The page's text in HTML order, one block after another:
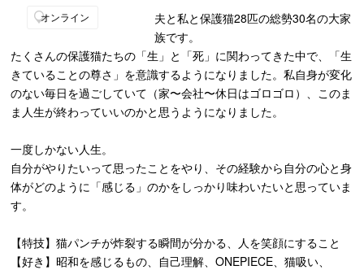
オンライン
夫と私と保護猫28匹の総勢30名の大家
族です。
たくさんの保護猫たちの「生」と「死」に関わってきた中で、「生
きていることの尊さ」を意識するようになりました。私自身が変化
のない毎日を過ごしていて（家〜会社〜休日はゴロゴロ）、このま
ま人生が終わっていいのかと思うようになりました。
一度しかない人生。
自分がやりたいって思ったことをやり、その経験から自分の心と身
体がどのように「感じる」のかをしっかり味わいたいと思っていま
す。
【特技】猫パンチが炸裂する瞬間が分かる、人を笑顔にすること
【好き】昭和を感じるもの、自己理解、ONEPIECE、猫吸い、